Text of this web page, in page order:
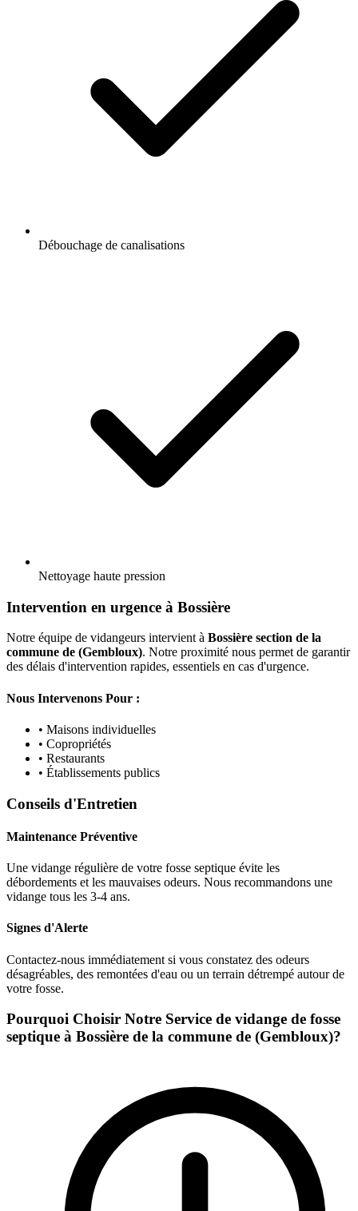
Débouchage de canalisations
Nettoyage haute pression
Intervention en urgence à Bossière
Notre équipe de vidangeurs intervient à Bossière section de la
commune de (Gembloux). Notre proximité nous permet de garantir
des délais d'intervention rapides, essentiels en cas d'urgence.
Nous Intervenons Pour :
• Maisons individuelles
• Copropriétés
• Restaurants
• Établissements publics
Conseils d'Entretien
Maintenance Préventive
Une vidange régulière de votre fosse septique évite les
débordements et les mauvaises odeurs. Nous recommandons une
vidange tous les 3-4 ans.
Signes d'Alerte
Contactez-nous immédiatement si vous constatez des odeurs
désagréables, des remontées d'eau ou un terrain détrempé autour de
votre fosse.
Pourquoi Choisir Notre Service de vidange de fosse
septique à Bossière de la commune de (Gembloux)?